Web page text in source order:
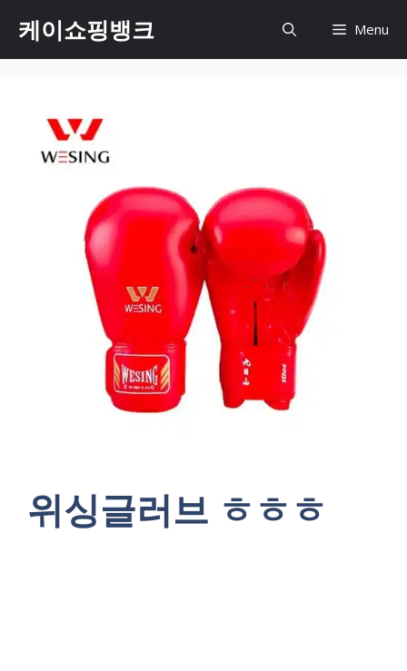
content
케이쇼핑뱅크 Menu
위싱글러브 ㅎㅎㅎ